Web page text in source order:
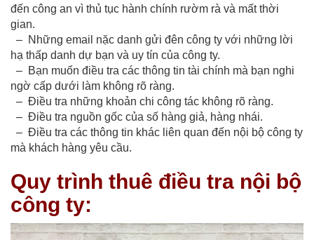
đến công an vì thủ tục hành chính rườm rà và mất thời
gian.
– Những email nặc danh gửi đên công ty với những lời
hạ thấp danh dự bạn và uy tín của công ty.
– Bạn muốn điều tra các thông tin tài chính mà bạn nghi
ngờ cấp dưới làm không rõ ràng.
– Điều tra những khoản chi công tác không rõ ràng.
– Điều tra nguồn gốc của số hàng giả, hàng nhái.
– Điều tra các thông tin khác liên quan đến nội bộ công ty
mà khách hàng yêu cầu.
Quy trình thuê điều tra nội bộ
công ty: